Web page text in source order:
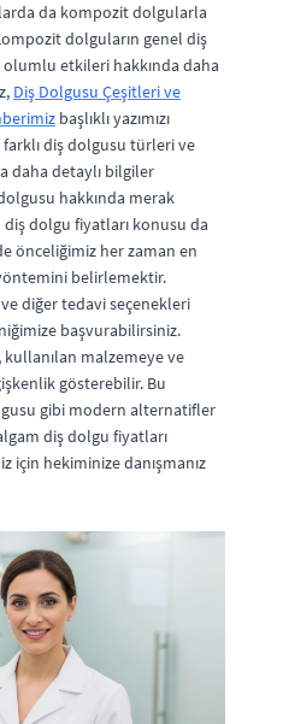
da kompozit dolgularla
dolguların genel diş
olumlu etkileri hakkında daha
Diş Dolgusu Çeşitleri ve
başlıklı yazımızı
diş dolgusu türleri ve
daha detaylı bilgiler
hakkında merak
dolgu fiyatları konusu da
önceliğimiz her zaman en
belirlemektir.
diğer tedavi seçenekleri
başvurabilirsiniz.
malzemeye ve
gösterebilir. Bu
gibi modern alternatifler
diş dolgu fiyatları
hekiminize danışmanız